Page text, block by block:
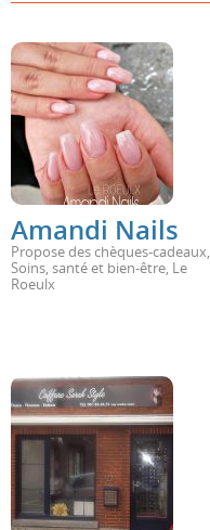
Amandi Nails
Propose des chèques-cadeaux,
Soins, santé et bien-être, Le
Roeulx